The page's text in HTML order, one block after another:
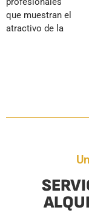
que muestran el
atractivo de la
estándares de
calidad hotelera